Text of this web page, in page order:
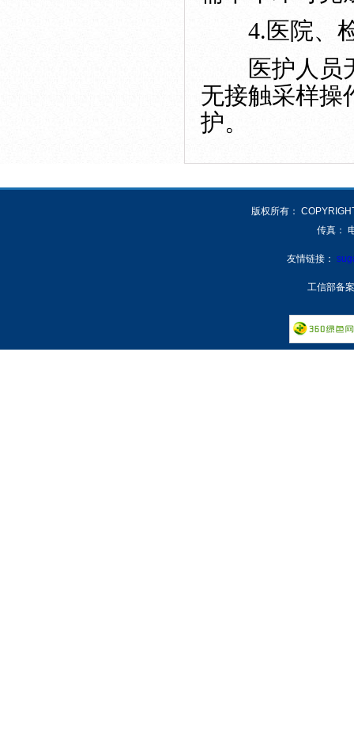
4.医院、
医护人员无
无接触采样操
护。
版权所有：
传真：
友情链接：
工信部备